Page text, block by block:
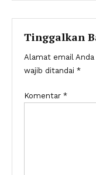
pos
Tinggalkan
Alamat email
wajib ditandai *
Komentar *